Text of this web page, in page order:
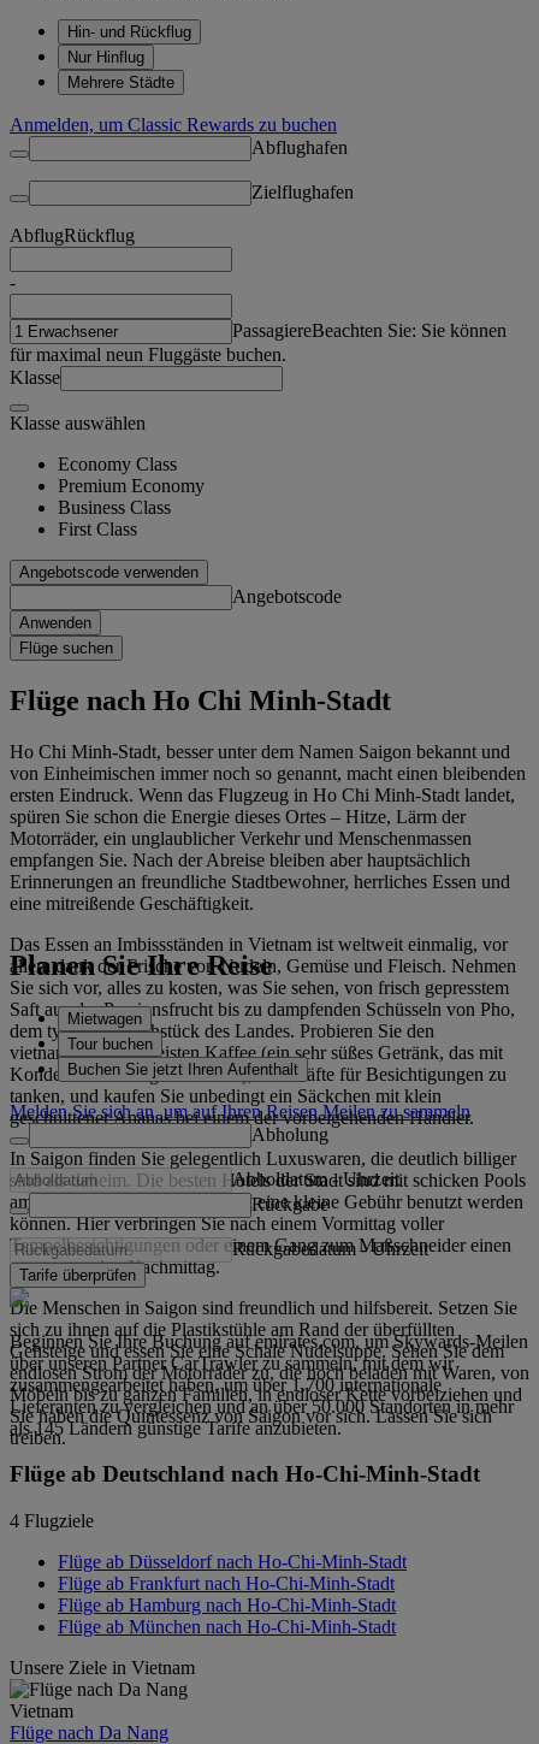
Hin- und Rückflug
Nur Hinflug
Mehrere Städte
Anmelden, um Classic Rewards zu buchen
Abflughafen
Zielflughafen
AbflugRückflug
-
PassagiereBeachten Sie: Sie können
für maximal neun Fluggäste buchen.
Klasse
Klasse auswählen
Economy Class
Premium Economy
Business Class
First Class
Angebotscode verwenden
Angebotscode
Anwenden
Flüge suchen
Flüge nach Ho Chi Minh-Stadt
Ho Chi Minh-Stadt, besser unter dem Namen Saigon bekannt und
von Einheimischen immer noch so genannt, macht einen bleibenden
ersten Eindruck. Wenn das Flugzeug in Ho Chi Minh-Stadt landet,
spüren Sie schon die Energie dieses Ortes – Hitze, Lärm der
Motorräder, ein unglaublicher Verkehr und Menschenmassen
empfangen Sie. Nach der Abreise bleiben aber hauptsächlich
Erinnerungen an freundliche Stadtbewohner, herrliches Essen und
eine mitreißende Geschäftigkeit.
Das Essen an Imbissständen in Vietnam ist weltweit einmalig, vor
allem dank der Frische von Nudeln, Gemüse und Fleisch. Nehmen
Sie sich vor, alles zu kosten, was Sie sehen, von frisch gepresstem
Saft aus der Passionsfrucht bis zu dampfenden Schüsseln von Pho,
dem typischen Frühstück des Landes. Probieren Sie den
vietnamesischen geeisten Kaffee (ein sehr süßes Getränk, das mit
Kondensmilch hergestellt wird), um Kräfte für Besichtigungen zu
tanken, und kaufen Sie unbedingt ein Säckchen mit klein
geschnittener Ananas bei einem der vorbeigehenden Händler.
In Saigon finden Sie gelegentlich Luxuswaren, die deutlich billiger
sind als daheim. Die besten Hotels der Stadt sind mit schicken Pools
am Dach ausgestattet, die gegen eine kleine Gebühr benutzt werden
können. Hier verbringen Sie nach einem Vormittag voller
Tempelbesichtigungen oder einem Gang zum Maßschneider einen
entspannenden Nachmittag.
Die Menschen in Saigon sind freundlich und hilfsbereit. Setzen Sie
sich zu ihnen auf die Plastikstühle am Rand der überfüllten
Gehsteige und essen Sie eine Schale Nudelsuppe. Sehen Sie dem
endlosen Strom der Motorräder zu, die hoch beladen mit Waren, von
Möbeln bis zu ganzen Familien, in endloser Kette vorbeiziehen und
Sie haben die Quintessenz von Saigon vor sich. Lassen Sie sich
treiben.
Planen Sie Ihre Reise
Mietwagen
Tour buchen
Buchen Sie jetzt Ihren Aufenthalt
Melden Sie sich an, um auf Ihren Reisen Meilen zu sammeln
Abholung
Abholdatum - Uhrzeit
Rückgabe
Rückgabedatum - Uhrzeit
Tarife überprüfen
Beginnen Sie Ihre Buchung auf emirates.com, um Skywards-Meilen
über unseren Partner CarTrawler zu sammeln, mit dem wir
zusammengearbeitet haben, um über 1.700 internationale
Lieferanten zu vergleichen und an über 50.000 Standorten in mehr
als 145 Ländern günstige Tarife anzubieten.
Flüge ab Deutschland nach Ho-Chi-Minh-Stadt
4 Flugziele
Flüge ab Düsseldorf nach Ho-Chi-Minh-Stadt
Flüge ab Frankfurt nach Ho-Chi-Minh-Stadt
Flüge ab Hamburg nach Ho-Chi-Minh-Stadt
Flüge ab München nach Ho-Chi-Minh-Stadt
Unsere Ziele in Vietnam
Vietnam
Flüge nach Da Nang